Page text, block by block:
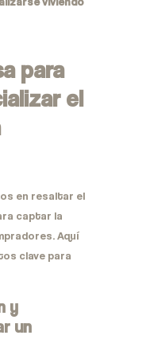
para
el
en resaltar el
captar la
Aquí
clave para
y
un